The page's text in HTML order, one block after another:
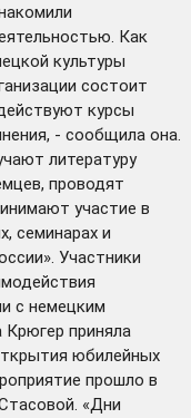
Как
культуры
состоит
курсы
- сообщила она.
литературу
проводят
участие в
семинарах и
Участники
с немецким
приняла
юбилейных
прошло в
«Дни